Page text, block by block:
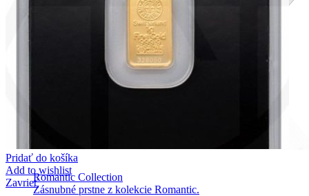
Romantic Collection
Zásnubné prstne z kolekcie Romantic.
Pridať do košíka
Add to wishlist
Zavrieť